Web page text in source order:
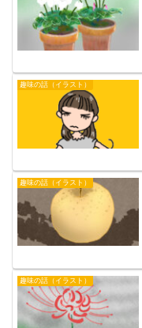
趣味の話（イラスト）
趣味の話（イラスト）
趣味の話（イラスト）